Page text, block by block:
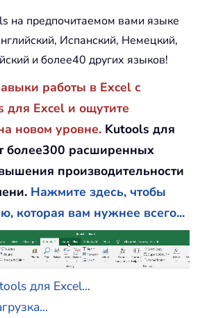
на предпочитаемом вами языке
Испанский, Немецкий,
и более40 других языков!
работы в Excel с
Excel и ощутите
новом уровне. Kutools для
более300 расширенных
производительности
Нажмите здесь, чтобы
которая вам нужнее всего...
для Excel...